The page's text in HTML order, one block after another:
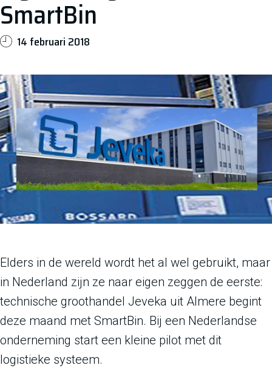
SmartBin
14 februari 2018
Elders in de wereld wordt het al wel gebruikt, maar
in Nederland zijn ze naar eigen zeggen de eerste:
technische groothandel Jeveka uit Almere begint
deze maand met SmartBin. Bij een Nederlandse
onderneming start een kleine pilot met dit
logistieke systeem.